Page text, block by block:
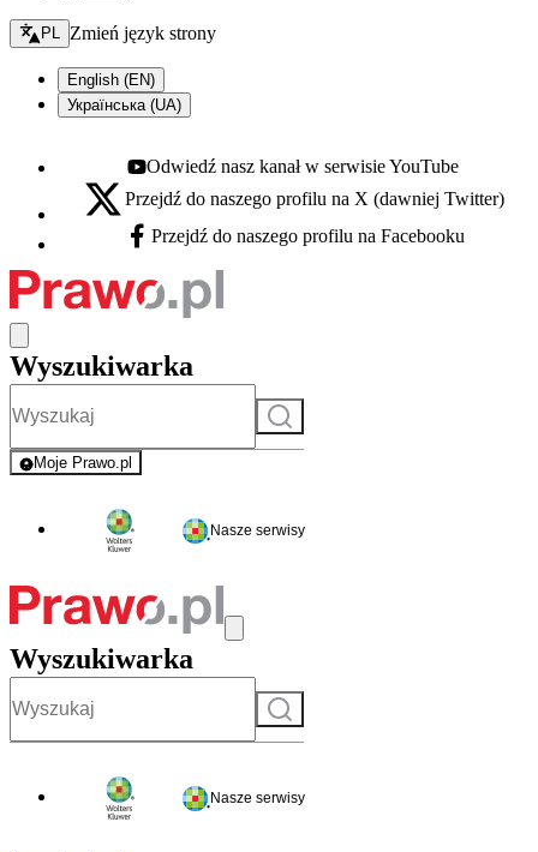
Zmień język - bieżący:
PL Zmień język strony
English (EN)
Українська (UA)
Youtube - otwiera się w nowej karcie
Odwiedź nasz kanał w serwisie YouTube
X - otwiera się w nowej karcie
Przejdź do naszego profilu na X (dawniej Twitter)
Facebook - otwiera się w nowej karcie
Przejdź do naszego profilu na Facebooku
Wyszukiwarka
Szukaj
Moje Prawo.pl
- rejestracja i logowanie do serwisu
Nasze serwisy
Wyszukiwarka
Szukaj
Nasze serwisy